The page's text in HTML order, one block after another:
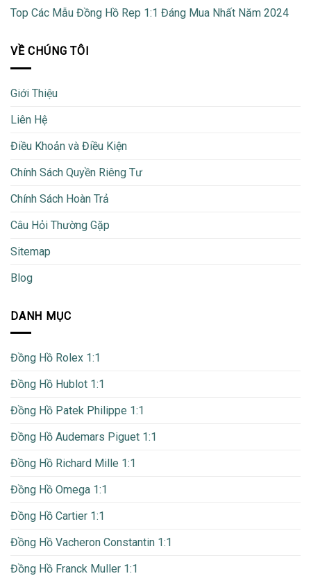
Top Các Mẫu Đồng Hồ Rep 1:1 Đáng Mua Nhất Năm 2024
VỀ CHÚNG TÔI
Giới Thiệu
Liên Hệ
Điều Khoản và Điều Kiện
Chính Sách Quyền Riêng Tư
Chính Sách Hoàn Trả
Câu Hỏi Thường Gặp
Sitemap
Blog
DANH MỤC
Đồng Hồ Rolex 1:1
Đồng Hồ Hublot 1:1
Đồng Hồ Patek Philippe 1:1
Đồng Hồ Audemars Piguet 1:1
Đồng Hồ Richard Mille 1:1
Đồng Hồ Omega 1:1
Đồng Hồ Cartier 1:1
Đồng Hồ Vacheron Constantin 1:1
Đồng Hồ Franck Muller 1:1